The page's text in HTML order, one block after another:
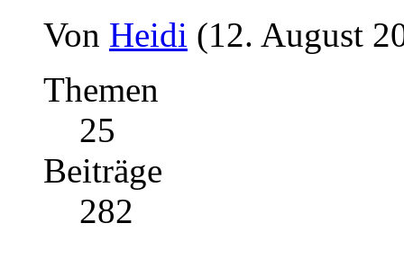
Von Heidi (12. August
Themen
25
Beiträge
282